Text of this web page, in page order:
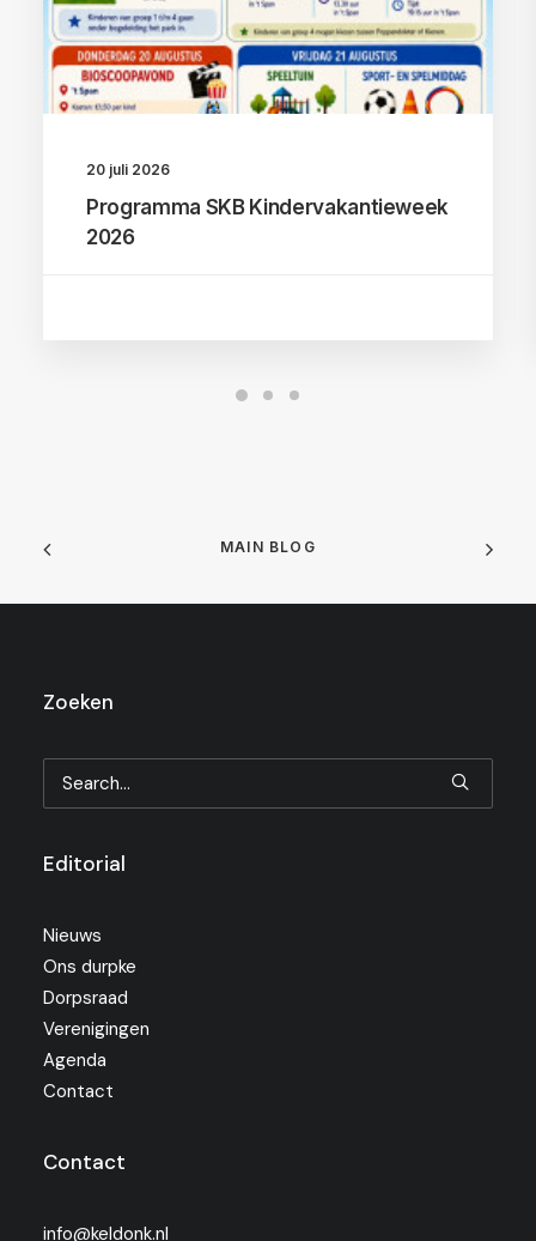
20 juli 2026
Programma SKB Kindervakantieweek
2026
MAIN BLOG
Zoeken
Editorial
Nieuws
Ons durpke
Dorpsraad
Verenigingen
Agenda
Contact
Contact
info@keldonk.nl